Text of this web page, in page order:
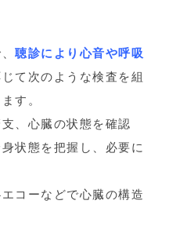
聴診により心音や呼吸
て次のような検査を組
す。
支、心臓の状態を確認
状態を把握し、必要に
エコーなどで心臓の構造